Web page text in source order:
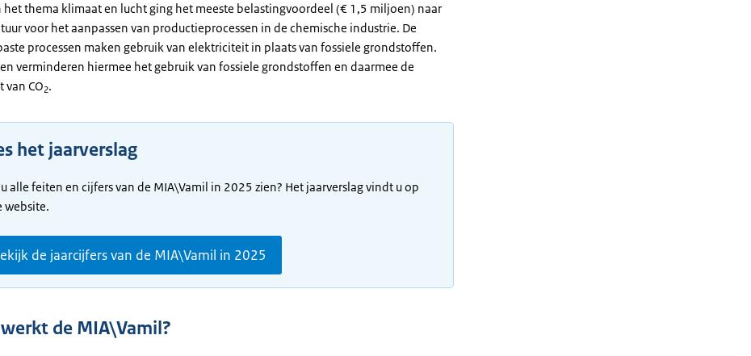
het thema klimaat en lucht ging het meeste belastingvoordeel (€ 1,5 miljoen) naar
voor het aanpassen van productieprocessen in de chemische industrie. De
processen maken gebruik van elektriciteit in plaats van fossiele grondstoffen.
verminderen hiermee het gebruik van fossiele grondstoffen en daarmee de
van CO2.
het jaarverslag
alle feiten en cijfers van de MIA\Vamil in 2025 zien? Het jaarverslag vindt u op
website.
de jaarcijfers van de MIA\Vamil in 2025
de MIA\Vamil?